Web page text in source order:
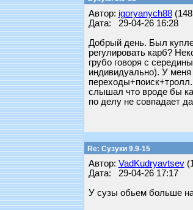
Автор: igoryanych88
Дата: 29-04-26 16:28
Добрый день. Был
регулировать карб?
грубо говоря с
индивидуально). У меня
слышал что вроде бы
по делу не совпадает
Re: Сузуки 9.9-15
Автор: VadKudryavtsev
Дата: 29-04-26 17:17
У сузы обьем больше